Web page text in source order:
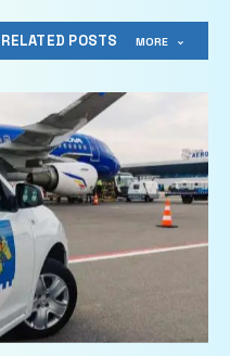
RELATED POSTS MORE